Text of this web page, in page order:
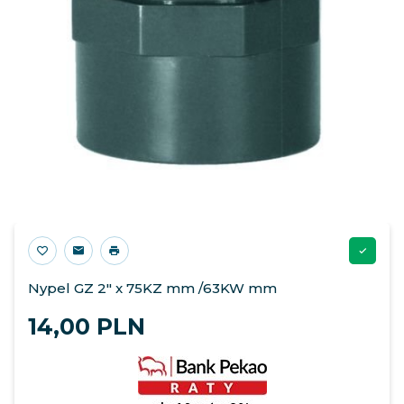
Nypel GZ 2" x 75KZ mm /63KW mm
14,00 PLN